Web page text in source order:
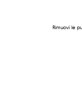
Rimuovi le